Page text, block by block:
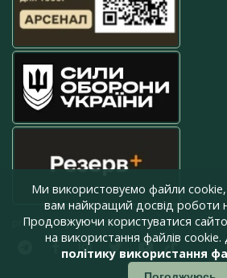
press@armyinform.com.ua
Ми використовуємо файли
вам найкращий досвід роботи
Продовжуючи користуватися
на використання файлів
політику використання